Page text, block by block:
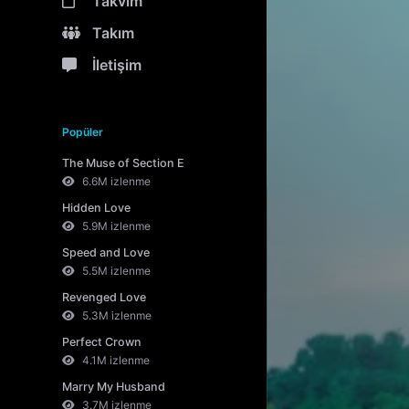
Takım
İletişim
Popüler
The Muse of Section E
6.6M izlenme
Hidden Love
5.9M izlenme
Speed and Love
5.5M izlenme
Revenged Love
5.3M izlenme
Perfect Crown
4.1M izlenme
Marry My Husband
3.7M izlenme